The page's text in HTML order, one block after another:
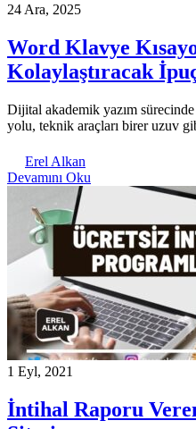
24 Ara, 2025
Word Klavye
Kolaylaştıracak
Dijital akademik yazım
yolu, teknik araçları birer uzuv
Erel Alkan
Devamını Oku
1 Eyl, 2021
İntihal Raporu